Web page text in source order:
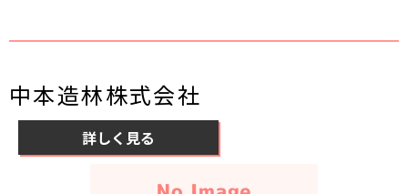
中本造林株式会社
詳しく見る